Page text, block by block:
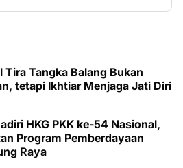
Tira Tangka Balang Bukan
tetapi Ikhtiar Menjaga Jati Diri
HKG PKK ke-54 Nasional,
Program Pemberdayaan
Raya